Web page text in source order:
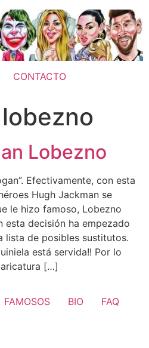
CONTACTO
lobezno
Lobezno
Efectivamente, con esta
Hugh Jackman se
le hizo famoso, Lobezno
esta decisión ha empezado
lista de posibles sustitutos.
está servida!! Por lo
[…]
FAMOSOS BIO FAQ